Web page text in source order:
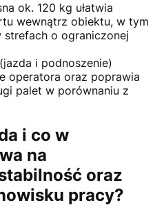
ok. 120 kg ułatwia
wewnątrz obiektu, w tym
o ograniczonej
i podnoszenie)
operatora oraz poprawia
palet w porównaniu z
i co w
na
oraz
pracy?